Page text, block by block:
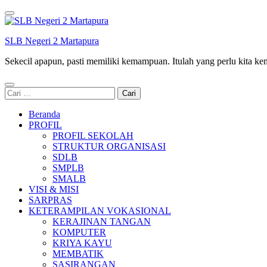
Lompat
ke
(Tekan
SLB Negeri 2 Martapura
Sekecil apapun, pasti memiliki kemampuan. Itulah yang perlu kita
Cari
untuk:
Beranda
PROFIL
PROFIL SEKOLAH
STRUKTUR ORGANISASI
SDLB
SMPLB
SMALB
VISI & MISI
SARPRAS
KETERAMPILAN VOKASIONAL
KERAJINAN TANGAN
KOMPUTER
KRIYA KAYU
MEMBATIK
SASIRANGAN